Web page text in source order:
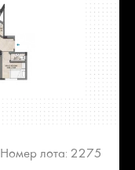
Номер лота: 2275